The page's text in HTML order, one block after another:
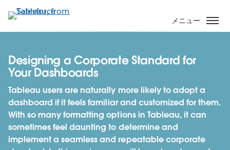
イ
ン
テ
に
動
メニュー
Designing a Corporate Standard for
Your Dashboards
Tableau users are naturally more likely to adopt a
dashboard if it feels familiar and customized for them.
With so many formatting options in Tableau, it can
sometimes feel daunting to determine and
implement a seamless and repeatable corporate